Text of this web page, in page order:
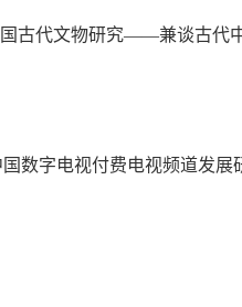
古代文物研究——兼谈古代
国数字电视付费电视频道发展